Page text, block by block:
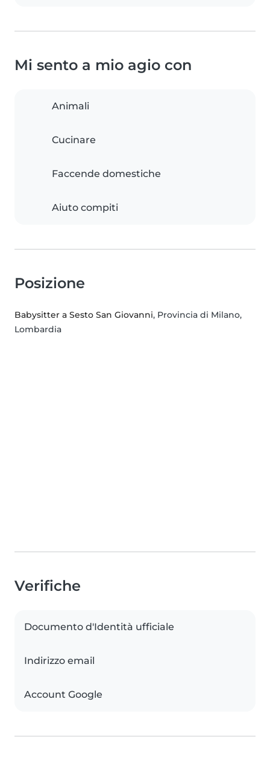
Mi sento a mio agio con
Animali
Cucinare
Faccende domestiche
Aiuto compiti
Posizione
Babysitter a Sesto San Giovanni, Provincia di Milano,
Lombardia
Verifiche
Documento d'Identità ufficiale
Indirizzo email
Account Google